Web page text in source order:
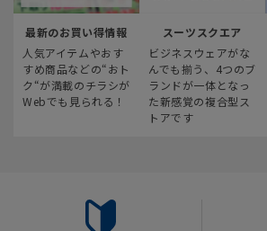
最新のお買い得情報
人気アイテムやおす
すめ商品などの“おト
ク“が満載のチラシが
Webでも見られる！
スーツスクエア
ビジネスウェアがな
んでも揃う、4つのブ
ランドが一体となっ
た新感覚の複合型ス
トアです